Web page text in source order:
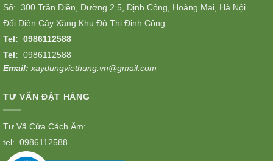
Số: 300 Trần Điền, Đường 2.5, Định Công, Hoàng Mai, Hà Nội
Đối Diện Cây Xăng Khu Đô Thị Định Công
Tel: 0986112588
Tel: 0986112588
Email: xaydungviethung.vn@gmail.com
TƯ VẤN ĐẶT HÀNG
Tư Vấ Cửa Cách Âm:
tel: 0986112588